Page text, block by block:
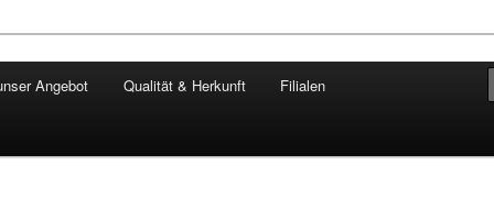
Angebot Qualität & Herkunft Filialen